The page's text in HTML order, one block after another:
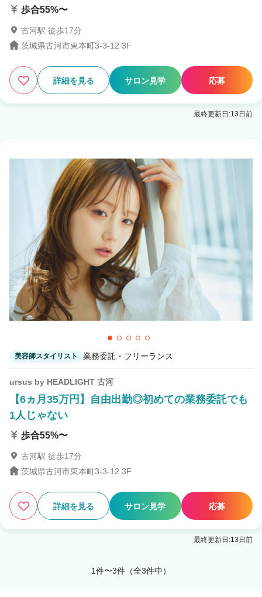
歩合55%〜
古河駅 徒歩17分
茨城県古河市東本町3-3-12 3F
詳細を見る サロン見学 応募
最終更新日:13日前
美容師スタイリスト 業務委託・フリーランス
ursus by HEADLIGHT 古河
【6ヵ月35万円】自由出勤◎初めての業務委託でも
1人じゃない
歩合55%〜
古河駅 徒歩17分
茨城県古河市東本町3-3-12 3F
詳細を見る サロン見学 応募
最終更新日:13日前
1件〜3件（全3件中）